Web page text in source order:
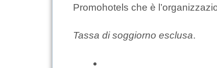
Promohotels che è
Tassa di soggiorno esclusa.